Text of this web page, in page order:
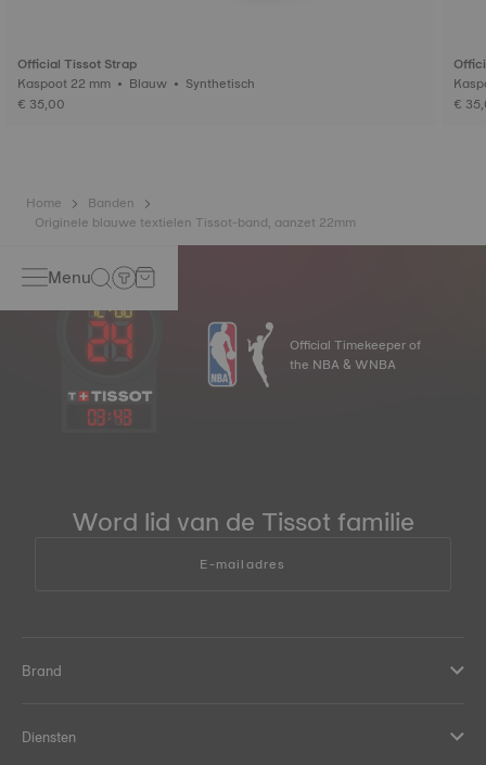
Official Tissot Strap
Kaspoot 22 mm • Blauw • Synthetisch
€ 35,00
€
Home
Banden
Originele blauwe textielen Tissot-band, aanzet 22mm
Menu
03:43
Official Timekeeper of
the NBA & WNBA
Word lid van de Tissot familie
E-mailadres
Brand
Diensten